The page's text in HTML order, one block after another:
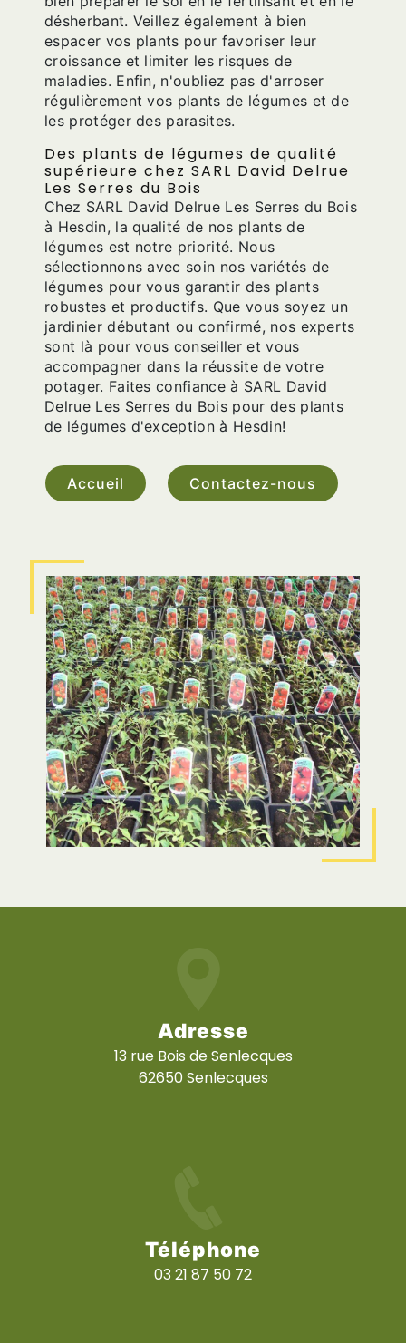
désherbant. Veillez également à bien
espacer vos plants pour favoriser leur
croissance et limiter les risques de
maladies. Enfin, n'oubliez pas d'arroser
régulièrement vos plants de légumes et de
les protéger des parasites.
Des plants de légumes de qualité
supérieure chez SARL David Delrue
Les Serres du Bois
Chez SARL David Delrue Les Serres du Bois
à Hesdin, la qualité de nos plants de
légumes est notre priorité. Nous
sélectionnons avec soin nos variétés de
légumes pour vous garantir des plants
robustes et productifs. Que vous soyez un
jardinier débutant ou confirmé, nos experts
sont là pour vous conseiller et vous
accompagner dans la réussite de votre
potager. Faites confiance à SARL David
Delrue Les Serres du Bois pour des plants
de légumes d'exception à Hesdin!
Accueil Contactez-nous
Adresse
13 rue Bois de Senlecques
62650 Senlecques
Téléphone
03 21 87 50 72